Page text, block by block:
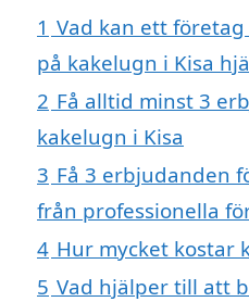
1 Vad kan ett
på kakelugn i Kisa
2 Få alltid minst 3
kakelugn i Kisa
3 Få 3 erbjudanden
från professionella
4 Hur mycket kostar
5 Vad hjälper till att